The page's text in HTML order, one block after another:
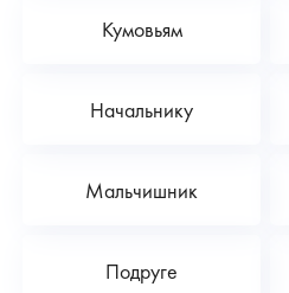
Кумовьям
Начальнику
Мальчишник
Подруге